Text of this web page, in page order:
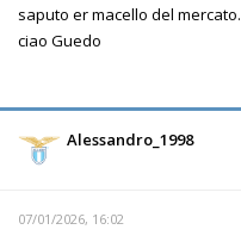
saputo er macello del mercato.
ciao Guedo
Alessandro_1998
07/01/2026, 16:02